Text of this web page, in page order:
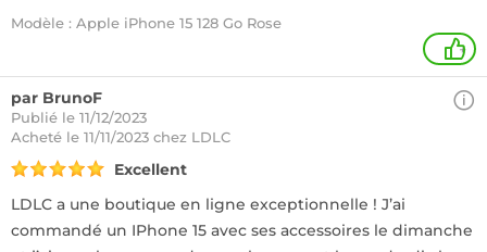
Modèle : Apple iPhone 15 128 Go Rose
+
par BrunoF
Publié le 11/12/2023
Acheté le 11/11/2023 chez LDLC
Excellent
LDLC a une boutique en ligne exceptionnelle ! J’ai
commandé un IPhone 15 avec ses accessoires le dimanche